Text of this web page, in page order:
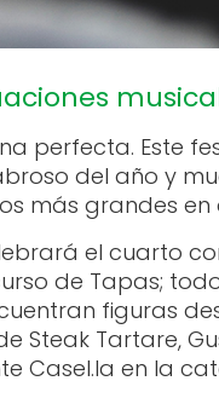
perfecta. Este
del año y
más grandes en
el cuarto
de Tapas;
figuras
Tartare,
Casel.la en la